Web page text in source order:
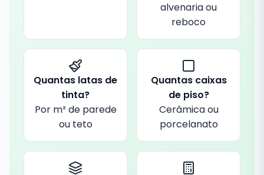
alvenaria ou
reboco
Quantas latas de
tinta?
Por m² de parede
ou teto
Quantas caixas
de piso?
Cerâmica ou
porcelanato